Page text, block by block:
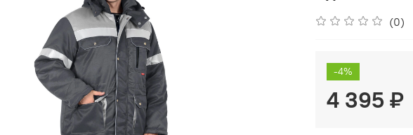
(0)
-4%
4 395 ₽